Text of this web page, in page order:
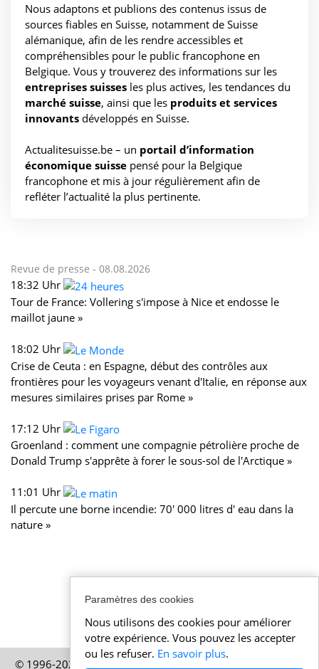
Nous adaptons et publions des contenus issus de
sources fiables en Suisse, notamment de Suisse
alémanique, afin de les rendre accessibles et
compréhensibles pour le public francophone en
Belgique. Vous y trouverez des informations sur les
entreprises suisses les plus actives, les tendances du
marché suisse, ainsi que les produits et services
innovants développés en Suisse.
Actualitesuisse.be – un portail d’information
économique suisse pensé pour la Belgique
francophone et mis à jour régulièrement afin de
refléter l’actualité la plus pertinente.
Revue de presse - 08.08.2026
18:32 Uhr
Tour de France: Vollering s'impose à Nice et endosse le
maillot jaune »
18:02 Uhr
Crise de Ceuta : en Espagne, début des contrôles aux
frontières pour les voyageurs venant d'Italie, en réponse aux
mesures similaires prises par Rome »
17:12 Uhr
Groenland : comment une compagnie pétrolière proche de
Donald Trump s'apprête à forer le sous-sol de l'Arctique »
11:01 Uhr
Il percute une borne incendie: 70' 000 litres d' eau dans la
nature »
© 1996-2026 Actualitesuisse.be – Une publication de HELP
Paramètres des cookies
Nous utilisons des cookies pour améliorer
votre expérience. Vous pouvez les accepter
ou les refuser. En savoir plus.